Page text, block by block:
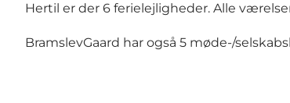
Hertil er der 6 ferielejligheder. Alle
​BramslevGaard har også 5 møde-/